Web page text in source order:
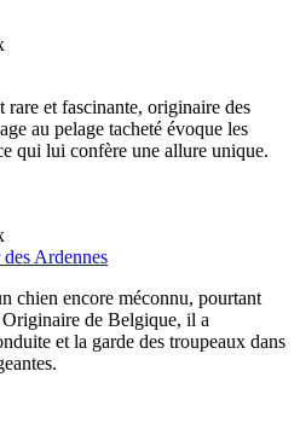
rare et fascinante, originaire des
au pelage tacheté évoque les
qui lui confère une allure unique.
Ardennes
chien encore méconnu, pourtant
de Belgique, il a
et la garde des troupeaux dans